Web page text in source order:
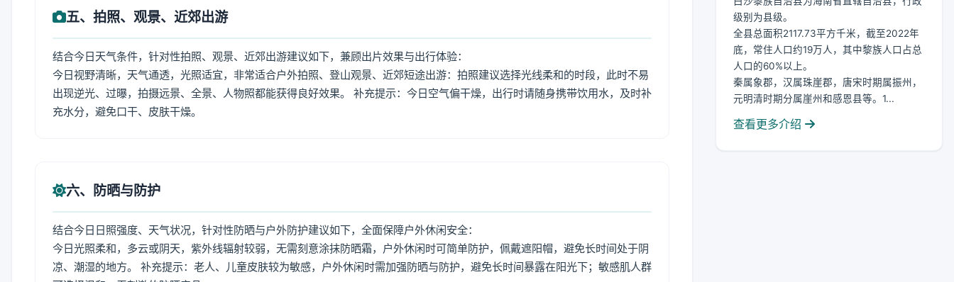
五、拍照、观景、近郊出游
结合今日天气条件，针对性拍照、观景、近郊出游建议如下，兼顾出片效果与出行体验：
今日视野清晰，天气通透，光照适宜，非常适合户外拍照、登山观景、近郊短途出游：拍照建议选择光线柔和的时段，此时不易
出现逆光、过曝，拍摄远景、全景、人物照都能获得良好效果。 补充提示：今日空气偏干燥，出行时请随身携带饮用水，及时补
充水分，避免口干、皮肤干燥。
六、防晒与防护
结合今日日照强度、天气状况，针对性防晒与户外防护建议如下，全面保障户外休闲安全：
今日光照柔和，多云或阴天，紫外线辐射较弱，无需刻意涂抹防晒霜，户外休闲时可简单防护，佩戴遮阳帽，避免长时间处于阴
凉、潮湿的地方。 补充提示：老人、儿童皮肤较为敏感，户外休闲时需加强防晒与防护，避免长时间暴露在阳光下；敏感肌人群
级别为县级。
全县总面积2117.73平方千米，截至2022年
底，常住人口约19万人，其中黎族人口占总
人口的60%以上。
秦属象郡，汉属珠崖郡，唐宋时期属振州，
元明清时期分属崖州和感恩县等。1...
查看更多介绍